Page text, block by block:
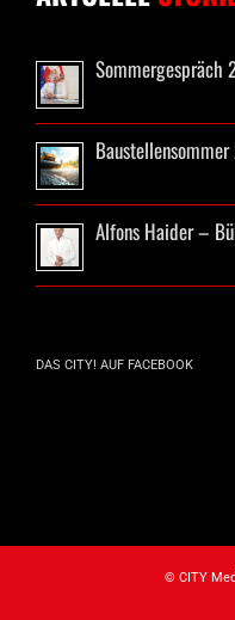
Alfons Haider –
DAS CITY! AUF FACEBOOK
© CITY